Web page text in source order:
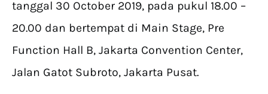
tanggal 30 October 2019, pada pukul 18.00 –
20.00 dan bertempat di Main Stage, Pre
Function Hall B, Jakarta Convention Center,
Jalan Gatot Subroto, Jakarta Pusat.